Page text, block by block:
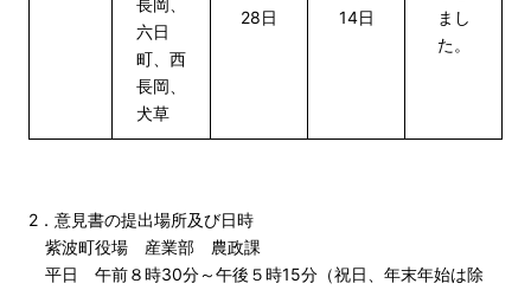
長岡、
六日
町、西
長岡、
犬草
28日
14日
まし
た。
2．意見書の提出場所及び日時
紫波町役場 産業部 農政課
平日 午前８時30分～午後５時15分（祝日、年末年始は除